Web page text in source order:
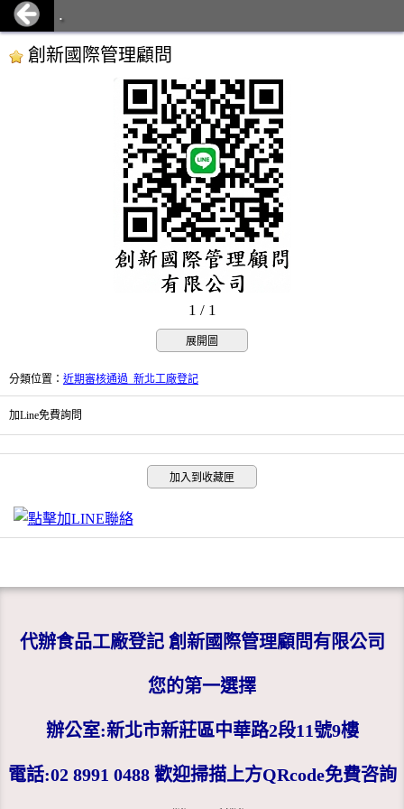
.
創新國際管理顧問
1 / 1
展開圖
分類位置 ： 近期審核通過_新北工廠登記
加Line免費詢問
加入到收藏匣
代辦食品工廠登記 創新國際管理顧問有限公司
您的第一選擇
辦公室:新北市新莊區中華路2段11號9樓
電話:02 8991 0488 歡迎掃描上方QRcode免費咨詢